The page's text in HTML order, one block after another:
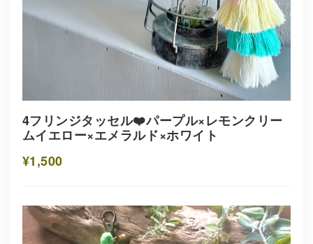
4フリンジタッセル❤️パープル×レモンクリー
ムイエロー×エメラルド×ホワイト
¥1,500